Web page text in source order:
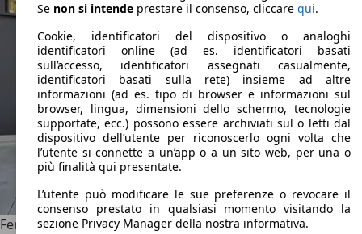
Ferrari FFFF 6.3 4rm dct
Se non si intende prestare il consenso, cliccare qui.
Cookie, identificatori del dispositivo o analoghi
identificatori online (ad es. identificatori basati
sull’accesso, identificatori assegnati casualmente,
identificatori basati sulla rete) insieme ad altre
informazioni (ad es. tipo di browser e informazioni sul
browser, lingua, dimensioni dello schermo, tecnologie
supportate, ecc.) possono essere archiviati sul o letti dal
dispositivo dell’utente per riconoscerlo ogni volta che
l’utente si connette a un’app o a un sito web, per una o
più finalità qui presentate.
L’utente può modificare le sue preferenze o revocare il
consenso prestato in qualsiasi momento visitando la
sezione Privacy Manager della nostra informativa.